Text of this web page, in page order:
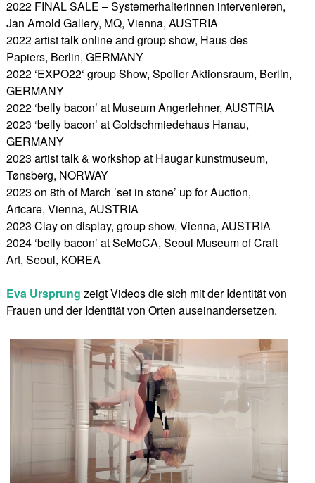
2022 FINAL SALE – Systemerhalterinnen intervenieren,
Jan Arnold Gallery, MQ, Vienna, AUSTRIA
2022 artist talk online and group show, Haus des
Papiers, Berlin, GERMANY
2022 ‘EXPO22‘ group Show, Spoiler Aktionsraum, Berlin,
GERMANY
2022 ‘belly bacon’ at Museum Angerlehner, AUSTRIA
2023 ‘belly bacon’ at Goldschmiedehaus Hanau,
GERMANY
2023 artist talk & workshop at Haugar kunstmuseum,
Tønsberg, NORWAY
2023 on 8th of March ’set in stone’ up for Auction,
Artcare, Vienna, AUSTRIA
2023 Clay on display, group show, Vienna, AUSTRIA
2024 ‘belly bacon’ at SeMoCA, Seoul Museum of Craft
Art, Seoul, KOREA
Eva Ursprung zeigt Videos die sich mit der Identität von
Frauen und der Identität von Orten auseinandersetzen.